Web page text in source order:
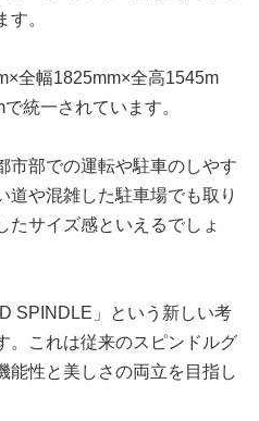
。
全幅1825mm×全高1545m
統一されています。
市部での運転や駐車のしやす
道や混雑した駐車場でも取り
たサイズ感といえるでしょ
SPINDLE」という新しい考
。これは従来のスピンドルグ
能性と美しさの両立を目指し